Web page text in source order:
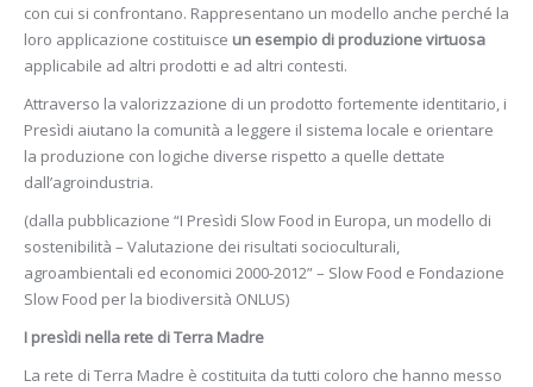
con cui si confrontano. Rappresentano un modello anche perché la
loro applicazione costituisce un esempio di produzione virtuosa
applicabile ad altri prodotti e ad altri contesti.
Attraverso la valorizzazione di un prodotto fortemente identitario, i
Presìdi aiutano la comunità a leggere il sistema locale e orientare
la produzione con logiche diverse rispetto a quelle dettate
dall’agroindustria.
(dalla pubblicazione “I Presìdi Slow Food in Europa, un modello di
sostenibilità – Valutazione dei risultati socioculturali,
agroambientali ed economici 2000-2012” – Slow Food e Fondazione
Slow Food per la biodiversità ONLUS)
I presìdi nella rete di Terra Madre
La rete di Terra Madre è costituita da tutti coloro che hanno messo